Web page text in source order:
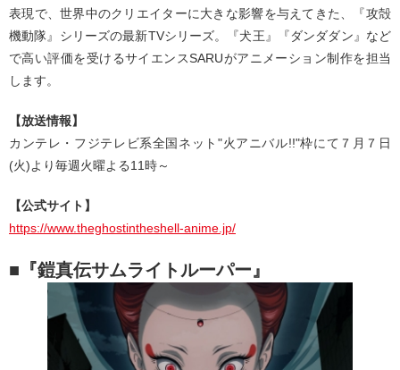
表現で、世界中のクリエイターに大きな影響を与えてきた、『攻殻
機動隊』シリーズの最新TVシリーズ。『犬王』『ダンダダン』など
で高い評価を受けるサイエンスSARUがアニメーション制作を担当
します。
【放送情報】
カンテレ・フジテレビ系全国ネット"火アニバル!!"枠にて７月７日
(火)より毎週火曜よる11時～
【公式サイト】
https://www.theghostintheshell-anime.jp/
■『鎧真伝サムライトルーパー』